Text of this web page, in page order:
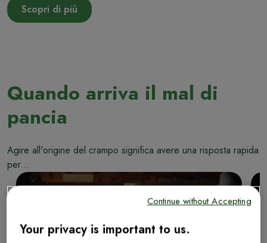
Scopri di più
Quando arriva il mal di
pancia
Agire all'origine del crampo significa avere una risposta rapida
per...
Your privacy is important to us.
Continue without Accepting